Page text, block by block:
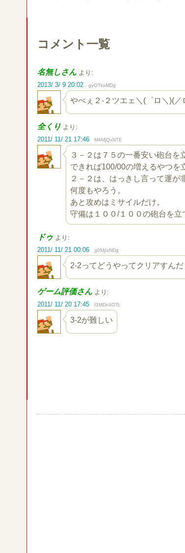
コメント一覧
名無しさん より:
2013/ 3/ 9 20:02
gyOTkxMDg
やべぇ２-２ツエェ＼(゜ロ＼)(／
全くり より:
2011/ 11/ 21 17:46
M4MjQxNTE
３－２は７５の一番安い砲台を
できれば100/00の増えるやつを
２－２は、はっきし言って運が
何度もやろう。
あと攻めはミサイルだけ。
守備は１００/１００の砲台を立
ドゥ より:
2011/ 11/ 21 00:06
g0MjIxNDg
2-2ってどうやってクリアすんだ
ゲーム評価さん より:
2011/ 11/ 20 17:45
I3MDc4OTc
3-2が難しい